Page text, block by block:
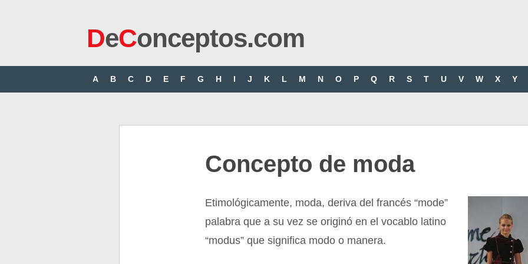
DeConceptos.com
A B C D E F G H I J K L M N O P Q R S T U V W X Y
Concepto de moda
Etimológicamente, moda, deriva del francés “mode”
palabra que a su vez se originó en el vocablo latino
“modus” que significa modo o manera.